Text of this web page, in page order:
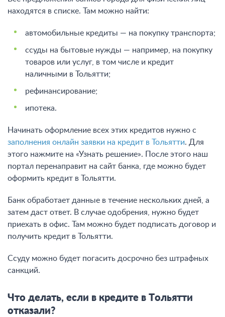
находятся в списке. Там можно найти:
автомобильные кредиты — на покупку транспорта;
ссуды на бытовые нужды — например, на покупку
товаров или услуг, в том числе и кредит
наличными в Тольятти;
рефинансирование;
ипотека.
Начинать оформление всех этих кредитов нужно с
заполнения онлайн заявки на кредит в Тольятти. Для
этого нажмите на «Узнать решение». После этого наш
портал перенаправит на сайт банка, где можно будет
оформить кредит в Тольятти.
Банк обработает данные в течение нескольких дней, а
затем даст ответ. В случае одобрения, нужно будет
приехать в офис. Там можно будет подписать договор и
получить кредит в Тольятти.
Ссуду можно будет погасить досрочно без штрафных
санкций.
Что делать, если в кредите в Тольятти
отказали?